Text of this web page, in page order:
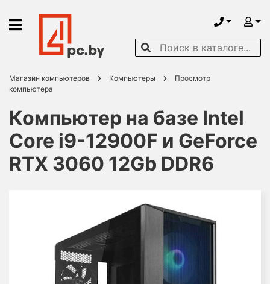
Магазин компьютеров Компьютеры
Просмотр
компьютера
Компьютер на базе Intel
Core i9-12900F и GeForce
RTX 3060 12Gb DDR6